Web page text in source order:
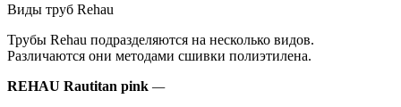
Виды труб Rehau
Трубы Rehau подразделяются на несколько видов.
Различаются они методами сшивки полиэтилена.
REHAU Rautitan pink —